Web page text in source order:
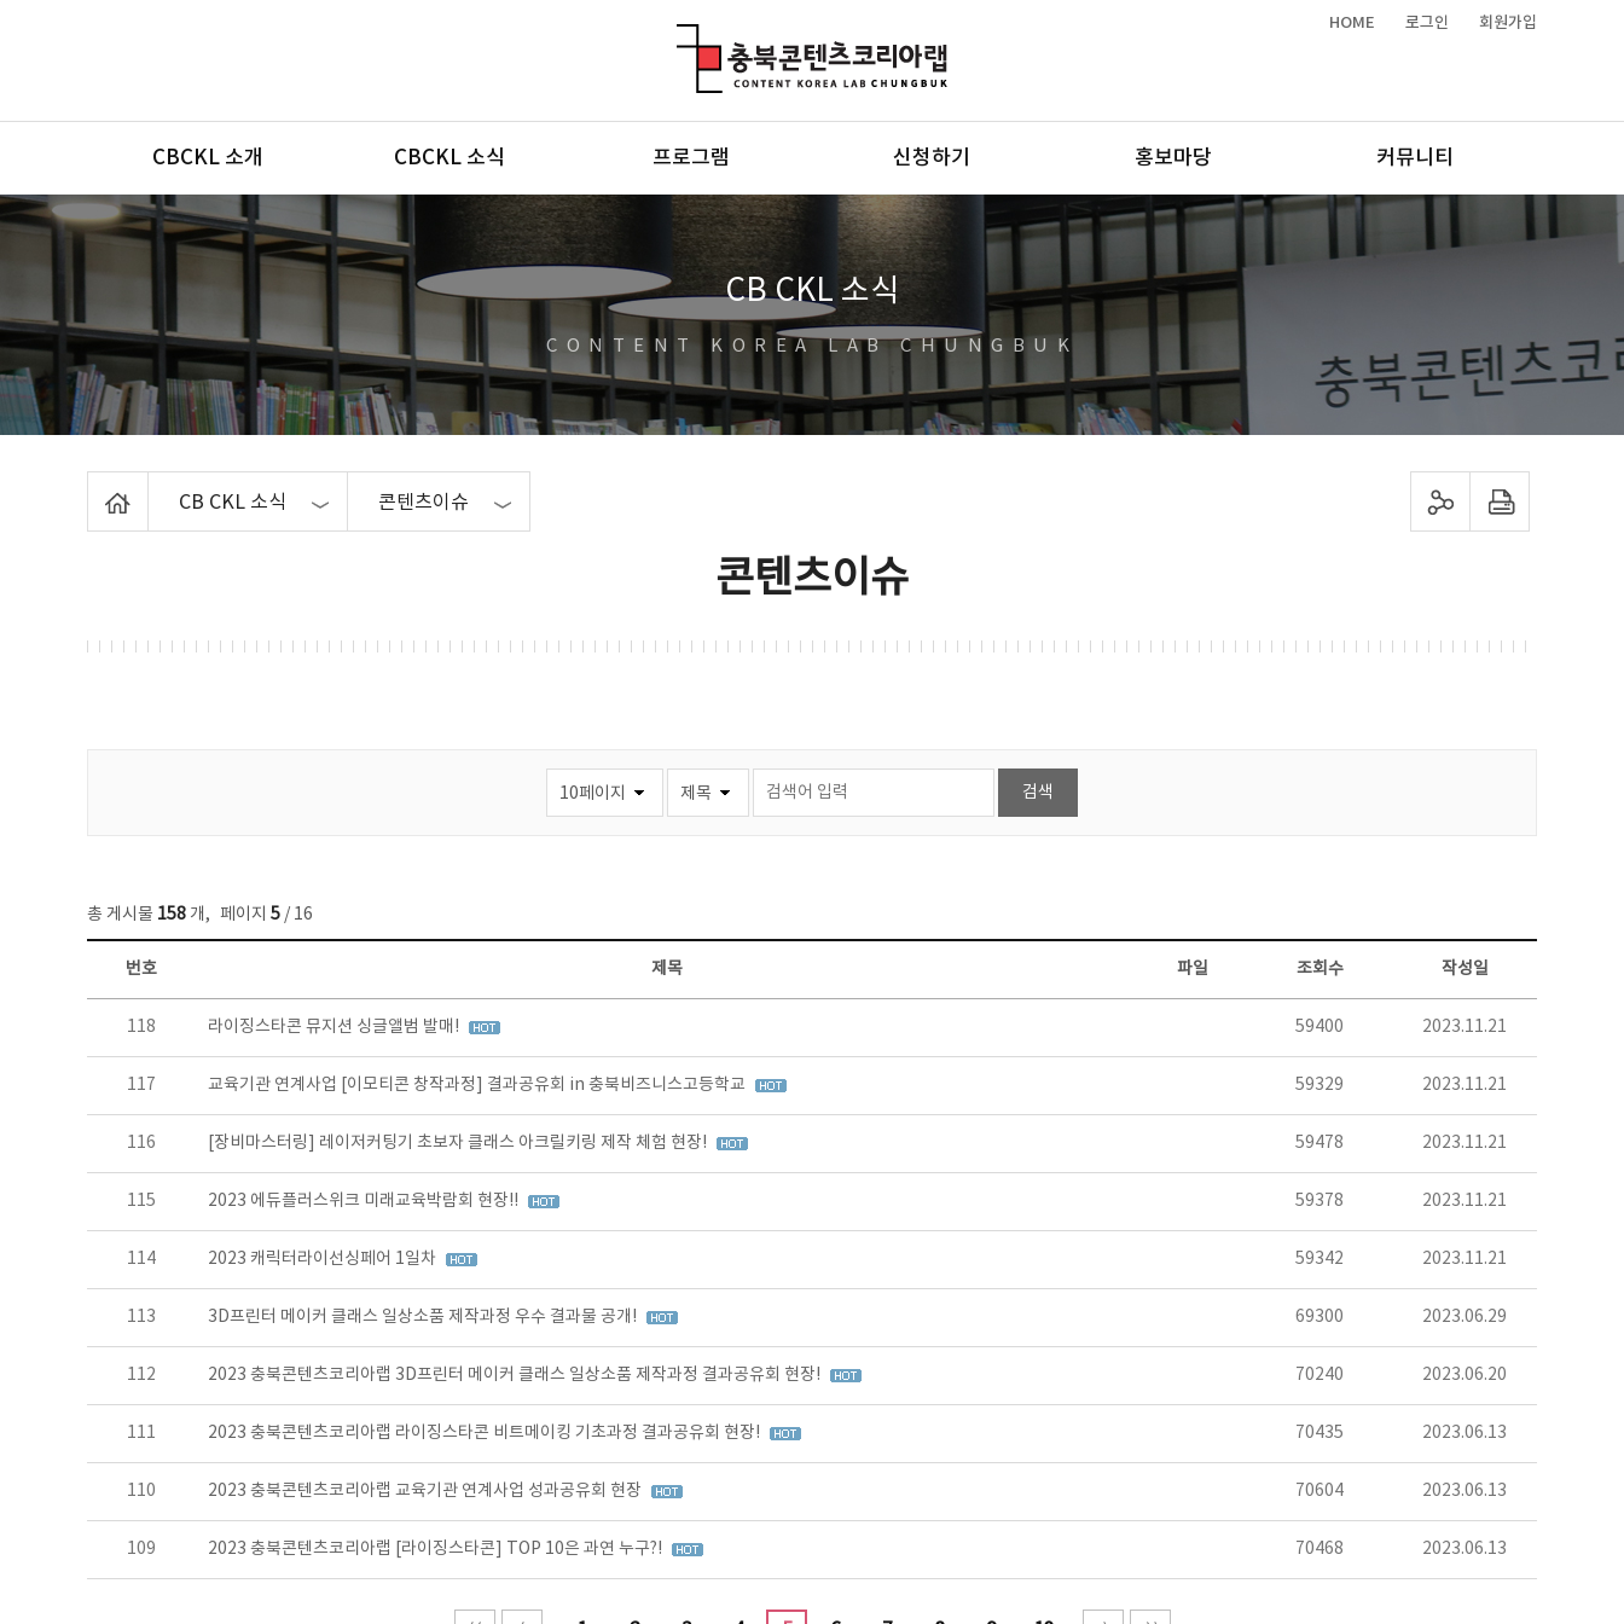
HOME 로그인 회원가입
메뉴
CBCKL 소개 CBCKL 소식 프로그램 신청하기 홍보마당 커뮤니티
CB CKL 소식
CONTENT KOREA LAB CHUNGBUK
CB CKL 소식 콘텐츠이슈 sns 공유하기 프린트하기
콘텐츠이슈
총 게시물 158 개, 페이지 5 / 16
콘텐츠이슈 목록 - 번호, 제목, 작성자, 파일, 조회수, 작성일 정보 제공
번호 제목 파일 조회수 작성일
118 라이징스타콘 뮤지션 싱글앨범 발매! 59400 2023.11.21
117 교육기관 연계사업 [이모티콘 창작과정] 결과공유회 in 충북비즈니스고등학교 59329 2023.11.21
116 [장비마스터링] 레이저커팅기 초보자 클래스 아크릴키링 제작 체험 현장! 59478 2023.11.21
115 2023 에듀플러스위크 미래교육박람회 현장!! 59378 2023.11.21
114 2023 캐릭터라이선싱페어 1일차 59342 2023.11.21
113 3D프린터 메이커 클래스 일상소품 제작과정 우수 결과물 공개! 69300 2023.06.29
112 2023 충북콘텐츠코리아랩 3D프린터 메이커 클래스 일상소품 제작과정 결과공유회 현장! 70240 2023.06.20
111 2023 충북콘텐츠코리아랩 라이징스타콘 비트메이킹 기초과정 결과공유회 현장! 70435 2023.06.13
110 2023 충북콘텐츠코리아랩 교육기관 연계사업 성과공유회 현장 70604 2023.06.13
109 2023 충북콘텐츠코리아랩 [라이징스타콘] TOP 10은 과연 누구?! 70468 2023.06.13